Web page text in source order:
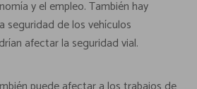
y el empleo. También hay
seguridad de los vehículos
afectar la seguridad vial.